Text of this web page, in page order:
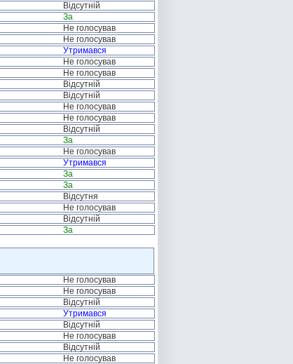
Відсутній
За
Не голосував
Не голосував
Утримався
Не голосував
Не голосував
Відсутній
Відсутній
Не голосував
Не голосував
Відсутній
За
Не голосував
Утримався
За
За
Відсутня
Не голосував
Відсутній
За
Не голосував
Не голосував
Відсутній
Утримався
Відсутній
Не голосував
Відсутній
Не голосував